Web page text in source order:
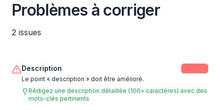
Problèmes à corriger
2 issues
Description
Le point « description » doit être amélioré.
Rédigez une description détaillée (100+ caractères) avec des
mots-clés pertinents